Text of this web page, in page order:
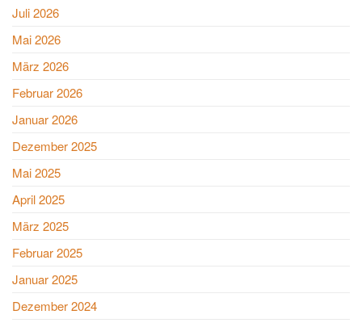
Juli 2026
Mai 2026
März 2026
Februar 2026
Januar 2026
Dezember 2025
Mai 2025
April 2025
März 2025
Februar 2025
Januar 2025
Dezember 2024